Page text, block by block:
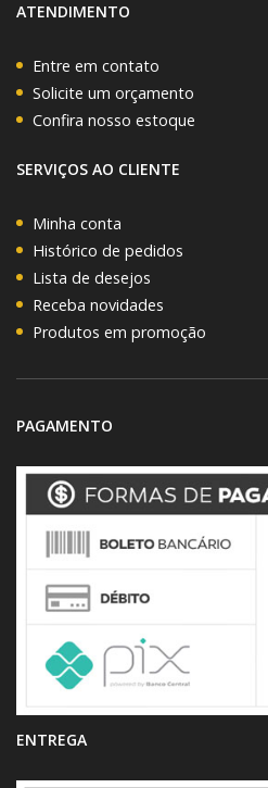
ATENDIMENTO
Entre em contato
Solicite um orçamento
Confira nosso estoque
SERVIÇOS AO CLIENTE
Minha conta
Histórico de pedidos
Lista de desejos
Receba novidades
Produtos em promoção
PAGAMENTO
ENTREGA